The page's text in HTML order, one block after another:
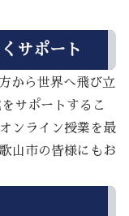
サポート
から世界へ飛び立
サポートするこ
ンライン授業を最
山市の皆様にもお